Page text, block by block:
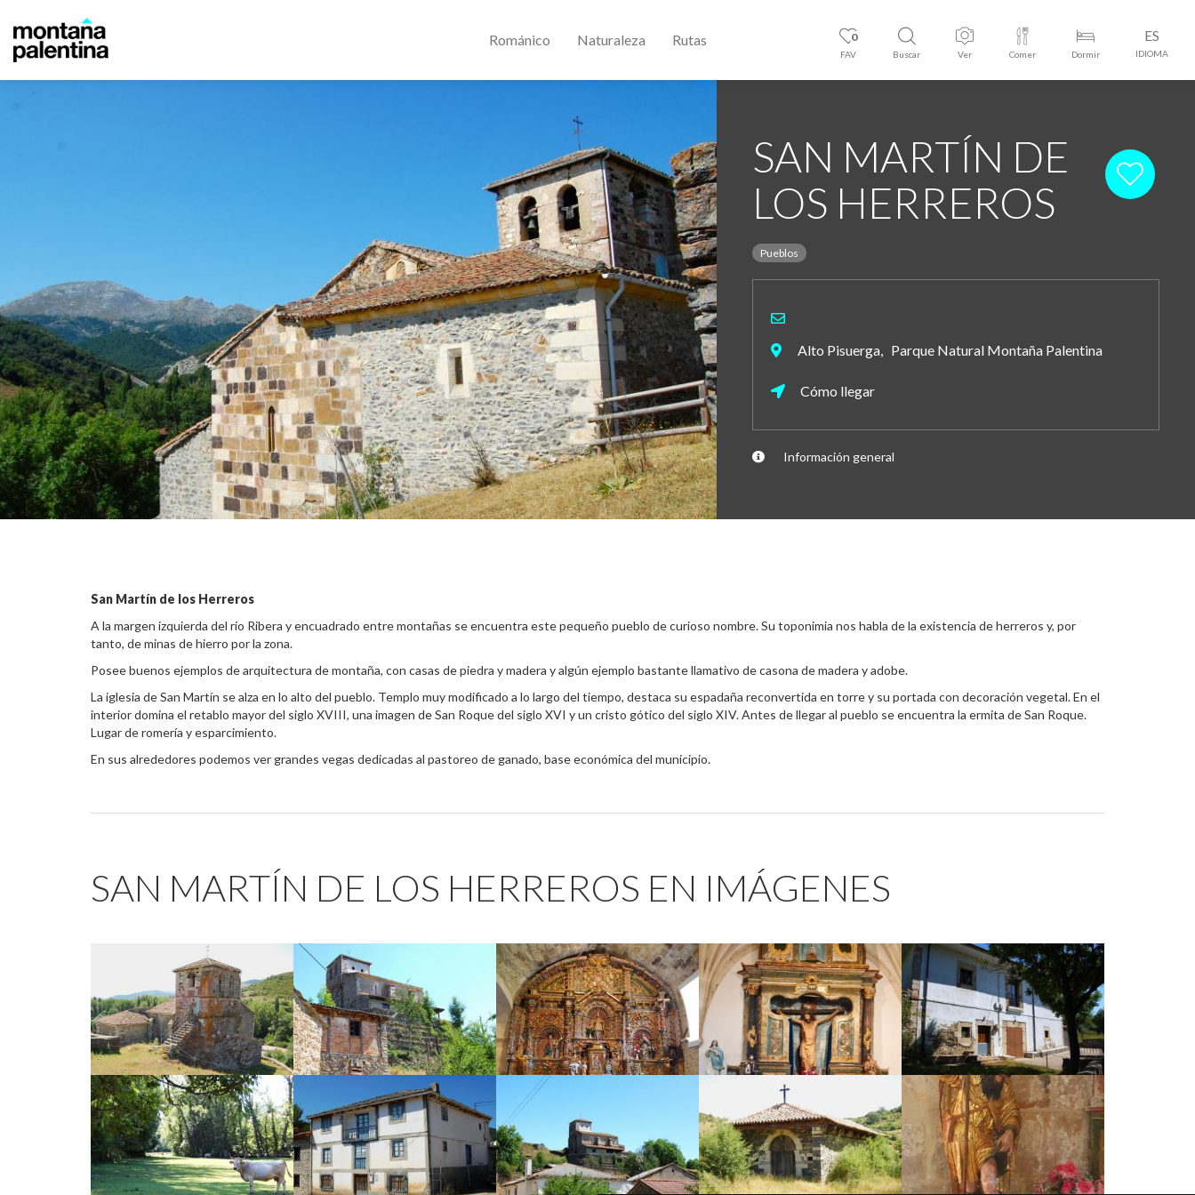
0
FAV Buscar Ver Comer Dormir
ES
IDIOMA
Románico Naturaleza Rutas
SAN MARTÍN DE
LOS HERREROS
Pueblos
Alto Pisuerga, Parque Natural Montaña Palentina
Cómo llegar
Información general
San Martín de los Herreros
A la margen izquierda del río Ribera y encuadrado entre montañas se encuentra este pequeño pueblo de curioso nombre. Su toponimia nos habla de la existencia de herreros y, por
tanto, de minas de hierro por la zona.
Posee buenos ejemplos de arquitectura de montaña, con casas de piedra y madera y algún ejemplo bastante llamativo de casona de madera y adobe.
La iglesia de San Martín se alza en lo alto del pueblo. Templo muy modificado a lo largo del tiempo, destaca su espadaña reconvertida en torre y su portada con decoración vegetal. En el
interior domina el retablo mayor del siglo XVIII, una imagen de San Roque del siglo XVI y un cristo gótico del siglo XIV. Antes de llegar al pueblo se encuentra la ermita de San Roque.
Lugar de romería y esparcimiento.
En sus alrededores podemos ver grandes vegas dedicadas al pastoreo de ganado, base económica del municipio.
SAN MARTÍN DE LOS HERREROS EN IMÁGENES